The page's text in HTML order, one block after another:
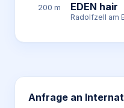
200 m EDEN hair
Radolfzell am
Anfrage an